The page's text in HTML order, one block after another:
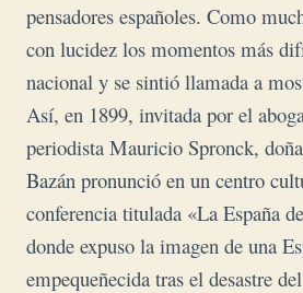
pensadores españoles. Como
con lucidez los momentos más
nacional y se sintió llamada a
Así, en 1899, invitada por el
periodista Mauricio Spronck,
Bazán pronunció en un centro
conferencia titulada «La España
donde expuso la imagen de una
empequeñecida tras el desastre